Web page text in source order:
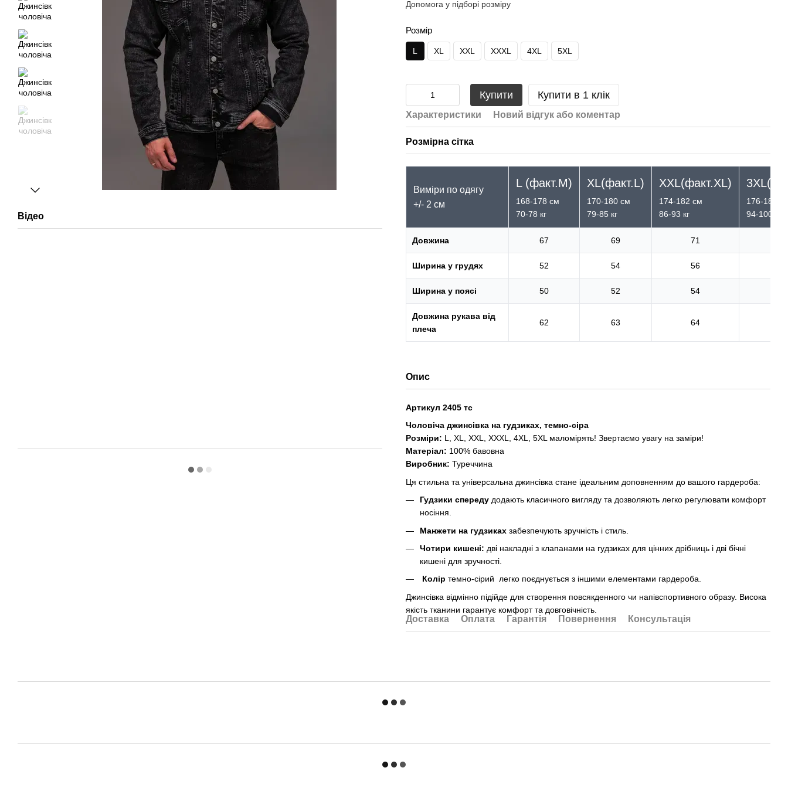
Відео
Допомога у підборі розміру
Розмір
L XL XXL XXXL 4XL 5XL
Купити Купити в 1 клік
Характеристики Новий відгук або коментар
Розмірна сітка
Виміри по одягу
+/- 2 см
L (факт.M)
168-178 см
70-78 кг
XL(факт.L)
170-180 см
79-85 кг
XXL(факт.XL)
174-182 см
86-93 кг
176-184
94-100 кг
Довжина 67 69 71
Ширина у грудях 52 54 56
Ширина у поясі 50 52 54
Довжина рукава від
плеча
62 63 64
Опис
Артикул 2405 тс
Чоловіча джинсівка на гудзиках, темно-сіра
Розміри: L, XL, XXL, XXXL, 4XL, 5XL маломірять! Звертаємо увагу на заміри!
Матеріал: 100% бавовна
Виробник: Туреччина
Ця стильна та універсальна джинсівка стане ідеальним доповненням до вашого гардероба:
Гудзики спереду додають класичного вигляду та дозволяють легко регулювати комфорт
носіння.
Манжети на гудзиках забезпечують зручність і стиль.
Чотири кишені: дві накладні з клапанами на гудзиках для цінних дрібниць і дві бічні
кишені для зручності.
Колір темно-сірий легко поєднується з іншими елементами гардероба.
Джинсівка відмінно підійде для створення повсякденного чи напівспортивного образу. Висока
якість тканини гарантує комфорт та довговічність.
Доставка Оплата Гарантія Повернення Консультація